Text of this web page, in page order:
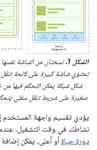
الشكل 1.
نسختان من الشاشة
تحتوي شاشة كبيرة على لائحة
شكل شبكة يمكن التحكّم فيها من
صغيرة على شريط تنقّل سفلي
يؤدي تقسيم واجهة المستخدم
نشاطك في وقت التشغيل.
دورة حياة أو أعلى، يمكن إضافة